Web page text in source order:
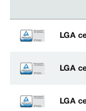
LGA
LGA
LGA